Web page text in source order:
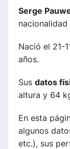
Serge
nacionalidad
Nació el 21-
años.
Sus datos
altura y 64
En esta
algunos
etc.), sus